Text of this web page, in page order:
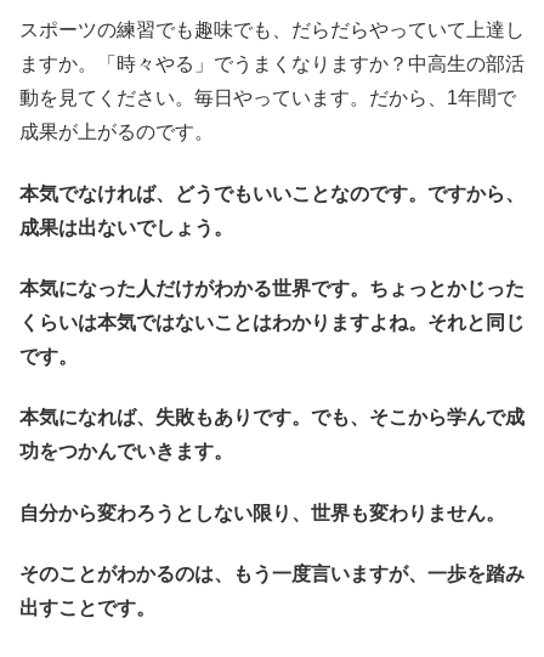
スポーツの練習でも趣味でも、だらだらやっていて上達し
ますか。「時々やる」でうまくなりますか？中高生の部活
動を見てください。毎日やっています。だから、1年間で
成果が上がるのです。
本気でなければ、どうでもいいことなのです。ですから、
成果は出ないでしょう。
本気になった人だけがわかる世界です。ちょっとかじった
くらいは本気ではないことはわかりますよね。それと同じ
です。
本気になれば、失敗もありです。でも、そこから学んで成
功をつかんでいきます。
自分から変わろうとしない限り、世界も変わりません。
そのことがわかるのは、もう一度言いますが、一歩を踏み
出すことです。